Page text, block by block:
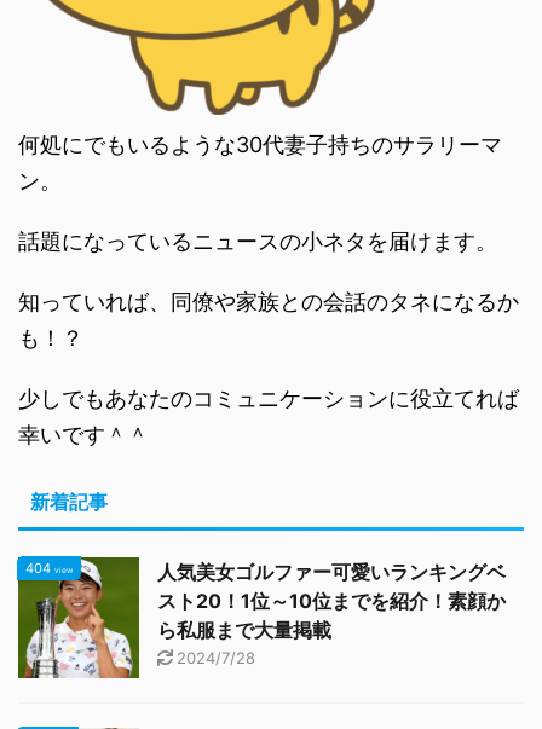
何処にでもいるような30代妻子持ちのサラリーマ
ン。
話題になっているニュースの小ネタを届けます。
知っていれば、同僚や家族との会話のタネになるか
も！？
少しでもあなたのコミュニケーションに役立てれば
幸いです＾＾
新着記事
404 view
人気美女ゴルファー可愛いランキングベ
スト20！1位～10位までを紹介！素顔か
ら私服まで大量掲載
2024/7/28